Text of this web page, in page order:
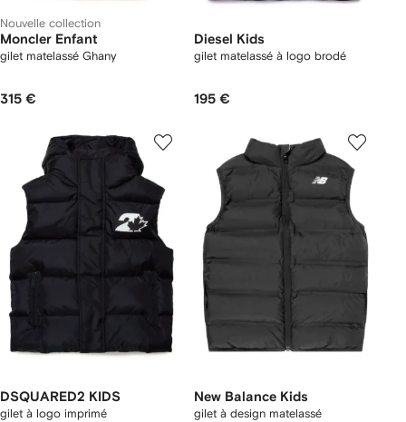
Nouvelle collection
Moncler Enfant
gilet matelassé Ghany
315 €
Diesel Kids
gilet matelassé à logo brodé
195 €
DSQUARED2 KIDS
gilet à logo imprimé
New Balance Kids
gilet à design matelassé